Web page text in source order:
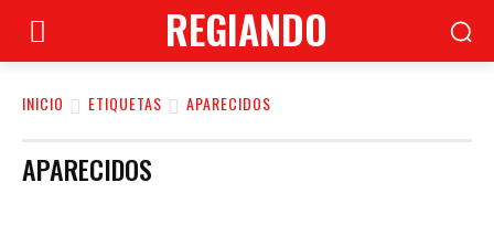
REGIANDO
INICIO ETIQUETAS APARECIDOS
APARECIDOS